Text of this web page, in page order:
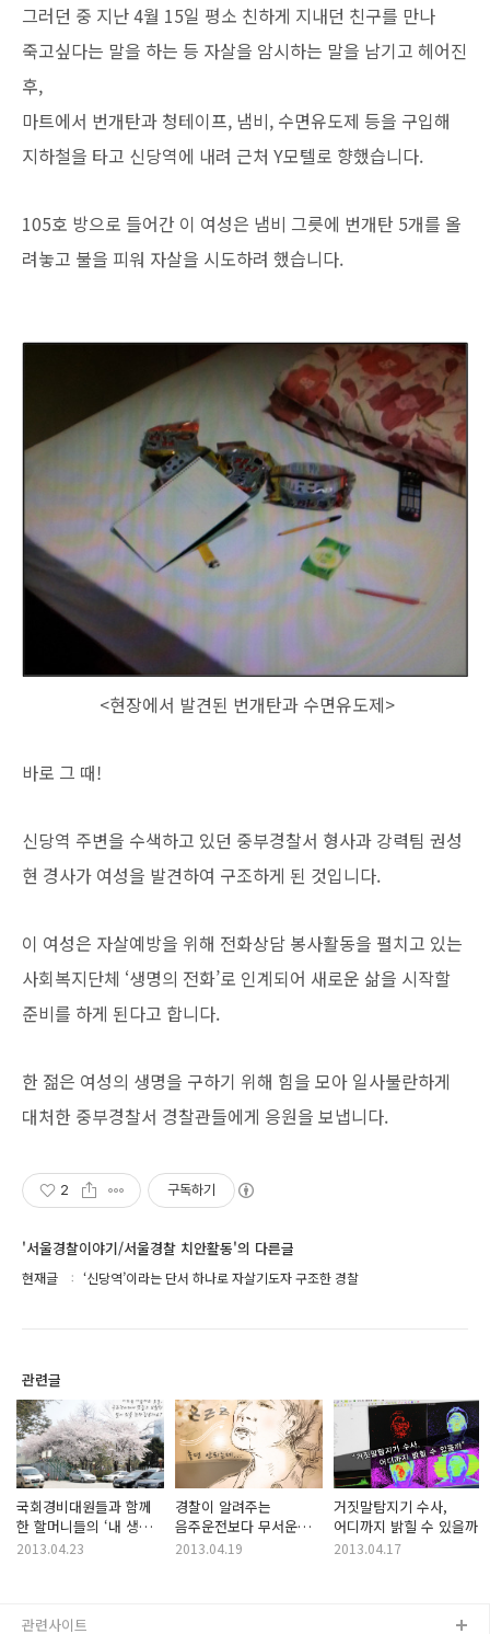
그러던 중 지난 4월 15일 평소 친하게 지내던 친구를 만나
죽고싶다는 말을 하는 등 자살을 암시하는 말을 남기고 헤어진
후,
마트에서 번개탄과 청테이프, 냄비, 수면유도제 등을 구입해
지하철을 타고 신당역에 내려 근처 Y모텔로 향했습니다.
105호 방으로 들어간 이 여성은 냄비 그릇에 번개탄 5개를 올
려놓고 불을 피워 자살을 시도하려 했습니다.
<현장에서 발견된 번개탄과 수면유도제>
바로 그 때!
신당역 주변을 수색하고 있던 중부경찰서 형사과 강력팀 권성
현 경사가 여성을 발견하여 구조하게 된 것입니다.
이 여성은 자살예방을 위해 전화상담 봉사활동을 펼치고 있는
사회복지단체 ‘생명의 전화’로 인계되어 새로운 삶을 시작할
준비를 하게 된다고 합니다.
한 젊은 여성의 생명을 구하기 위해 힘을 모아 일사불란하게
대처한 중부경찰서 경찰관들에게 응원을 보냅니다.
2 구독하기
'서울경찰이야기/서울경찰 치안활동'의 다른글
현재글 ‘신당역’이라는 단서 하나로 자살기도자 구조한 경찰
관련글
국회경비대원들과 함께
한 할머니들의 ‘내 생애
최고의 벚꽃 구경’
2013.04.23
경찰이 알려주는
음주운전보다 무서운
졸음운전 이기는 방법!
2013.04.19
거짓말탐지기 수사,
어디까지 밝힐 수 있을까
2013.04.17
관련사이트